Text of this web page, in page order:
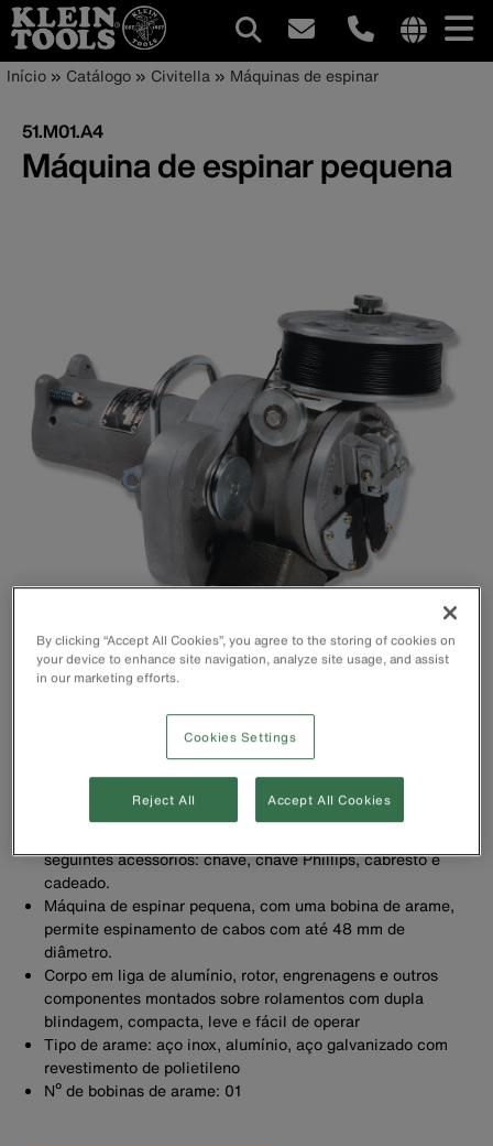
Pular
conteúdo
principal
Navegação
principal
Trilha
de
navegação
Início Catálogo Civitella Máquinas de espinar
51.M01.A4
Máquina de espinar pequena
As máquinas de espinar são fornecidas acondicionadas em
seguintes acessórios: chave, chave Phillips, cabresto e
cadeado.
Máquina de espinar pequena, com uma bobina de arame,
permite espinamento de cabos com até 48 mm de
diâmetro.
Corpo em liga de alumínio, rotor, engrenagens e outros
componentes montados sobre rolamentos com dupla
blindagem, compacta, leve e fácil de operar
Tipo de arame: aço inox, alumínio, aço galvanizado com
revestimento de polietileno
Nº de bobinas de arame: 01
By clicking “Accept All Cookies”, you agree to the storing of cookies on
your device to enhance site navigation, analyze site usage, and assist
in our marketing efforts.
Cookies Settings
Reject All Accept All Cookies